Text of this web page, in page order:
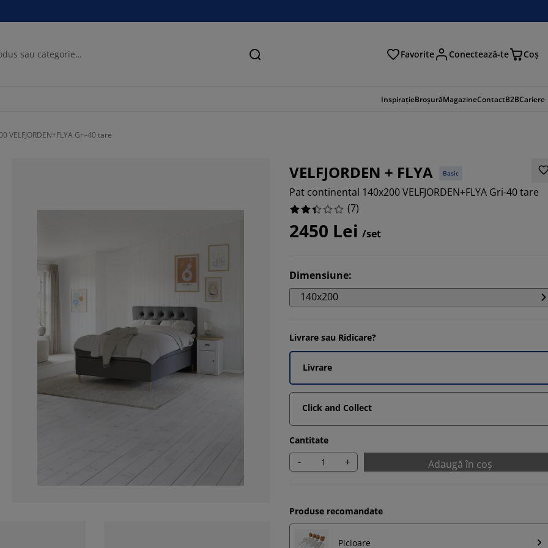
Căutare Favorite Conectează-te Coş
InspirațieBroșurăMagazineContactB2BCariere
VELFJORDEN+FLYA Gri-40 tare
VELFJORDEN + FLYA Basic
Pat continental 140x200 VELFJORDEN+FLYA Gri-40 tare
(7)
2450 Lei /set
Dimensiune:
140x200
Livrare sau Ridicare?
Livrare
Click and Collect
Cantitate
- + Adaugă în coș
Produse recomandate
Picioare
42.857142857142854%
42.857142857142854%